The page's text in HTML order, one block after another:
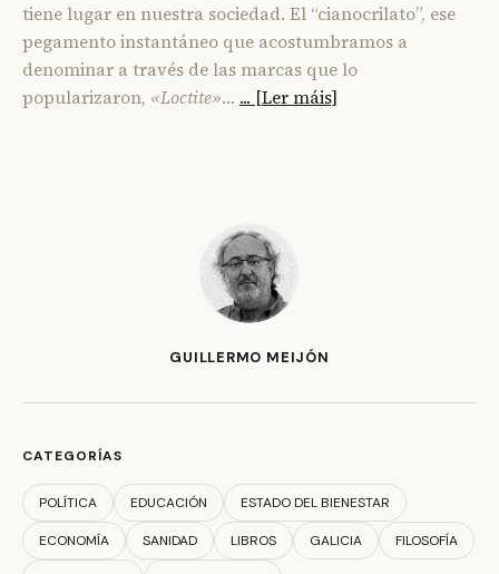
tiene lugar en nuestra sociedad. El “cianocrilato”, ese
pegamento instantáneo que acostumbramos a
denominar a través de las marcas que lo
popularizaron, «Loctite»… ... [Ler máis]
GUILLERMO MEIJÓN
CATEGORÍAS
POLÍTICA EDUCACIÓN ESTADO DEL BIENESTAR
ECONOMÍA SANIDAD LIBROS GALICIA FILOSOFÍA